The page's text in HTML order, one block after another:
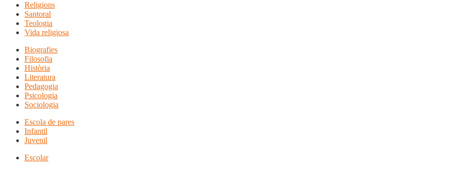
Religions
Santoral
Teologia
Vida religiosa
Biografies
Filosofia
Història
Literatura
Pedagogia
Psicologia
Sociologia
Escola de pares
Infantil
Juvenil
Escolar